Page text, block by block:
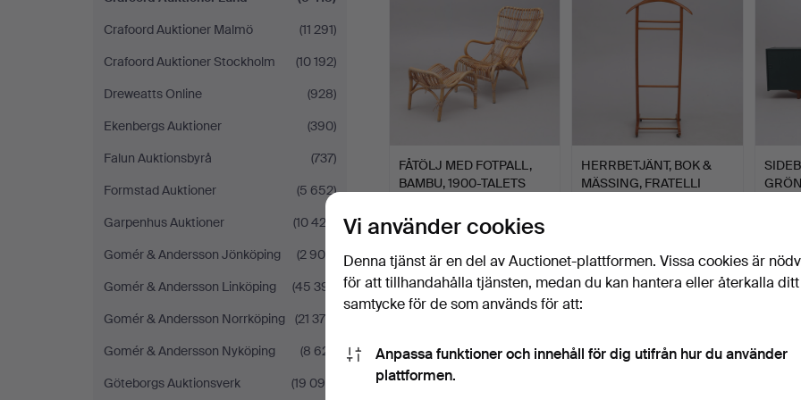
Crafoord Auktioner Malmö
(11 291)
Crafoord Auktioner Stockholm
(10 192)
Dreweatts Online
(928)
Ekenbergs Auktioner
(390)
Falun Auktionsbyrå
(737)
Formstad Auktioner
(5 652)
Garpenhus Auktioner
(10 422)
Gomér & Andersson Jönköping
(2 900)
Gomér & Andersson Linköping
(45 391)
Gomér & Andersson Norrköping
(21 375)
Gomér & Andersson Nyköping
(8 621)
Göteborgs Auktionsverk
(19 098)
FÅTÖLJ MED FOTPALL,
BAMBU, 1900-TALETS
7 bud
HERRBETJÄNT, BOK &
MÄSSING, FRATELLI
Vi använder cookies
Denna tjänst är en del av Auctionet-plattformen. Vissa cookies är
för att tillhandahålla tjänsten, medan du kan hantera eller återkalla ditt
samtycke för de som används för att:
Anpassa funktioner och innehåll för dig utifrån hur du använder
plattformen.